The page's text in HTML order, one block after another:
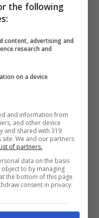
di styling di
più bassa
e
attraverso i
veloce e
lucentezza da
automatica:
styler dopo 30
the following
content, advertising and
research and
on a device
and information from
and other device
and shared with 319
We and our partners
of partners.
data on the basis
to by managing
the bottom of this page
consent in privacy